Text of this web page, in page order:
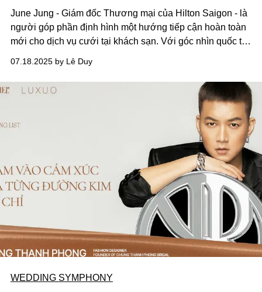
June Jung - Giám đốc Thương mại của Hilton Saigon - là
người góp phần định hình một hướng tiếp cận hoàn toàn
mới cho dịch vụ cưới tại khách sạn. Với góc nhìn quốc tế
mang đến những lễ cưới trọn vẹn cảm xúc, khác biệt và
đậm dấu ấn cá nhân, khẳng định Hilton Saigon là đối tác
đồng hành tin cậy của các cặp đôi.
07.18.2025 by Lê Duy
WEDDING SYMPHONY